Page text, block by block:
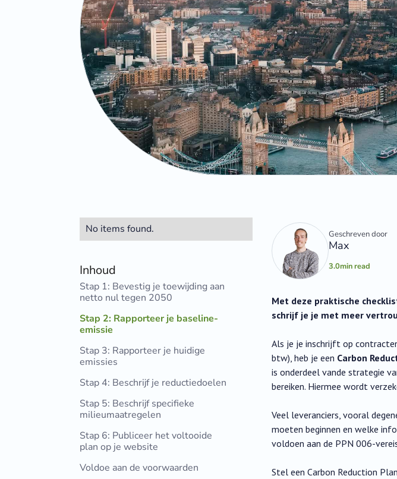
No items found.
Inhoud
Stap 1: Bevestig je toewijding aan
netto nul tegen 2050
Stap 2: Rapporteer je baseline-
emissie
Stap 3: Rapporteer je huidige
emissies
Stap 4: Beschrijf je reductiedoelen
Stap 5: Beschrijf specifieke
milieumaatregelen
Stap 6: Publiceer het voltooide
plan op je website
Het Central Digital Platform (CDP)
Voldoe aan de voorwaarden
Geschreven door
Max
3.0min read
Met deze praktische
schrijf je je met meer
Als je je inschrijft op
btw), heb je een Carbon
is onderdeel vande strategie
bereiken. Hiermee wordt
Veel leveranciers, vooral
moeten beginnen en welke
voldoen aan de PPN 006-
Stel een Carbon Reduction